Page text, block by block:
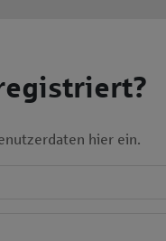
hier ein.